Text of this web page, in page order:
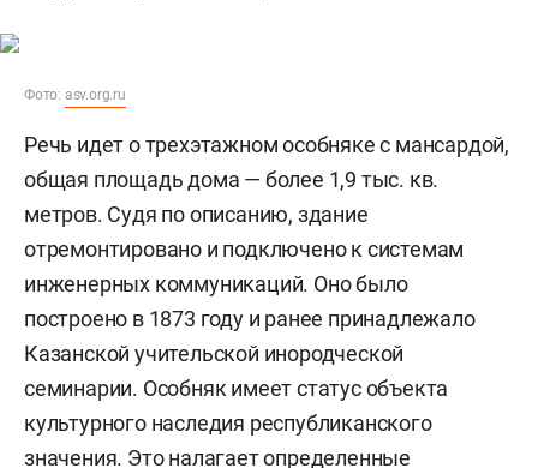
Фото: asv.org.ru
Речь идет о трехэтажном особняке с мансардой,
общая площадь дома — более 1,9 тыс. кв.
метров. Судя по описанию, здание
отремонтировано и подключено к системам
инженерных коммуникаций. Оно было
построено в 1873 году и ранее принадлежало
Казанской учительской инородческой
семинарии. Особняк имеет статус объекта
культурного наследия республиканского
значения. Это налагает определенные